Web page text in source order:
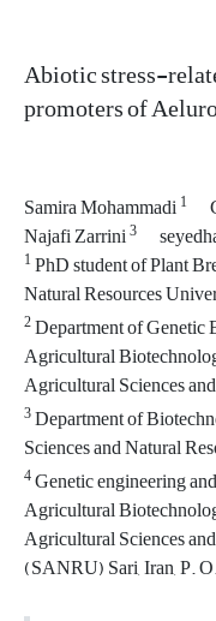
Abiotic stress-
promoters of
Samira Mohammadi1
Najafi Zarrini3
1PhD student of Plant
Natural Resources
2Department of Genetic
Agricultural
Agricultural Sciences
3Department of
Sciences and Natural
4Genetic engineering
Agricultural
Agricultural Sciences
(SANRU) Sari, Iran, P.